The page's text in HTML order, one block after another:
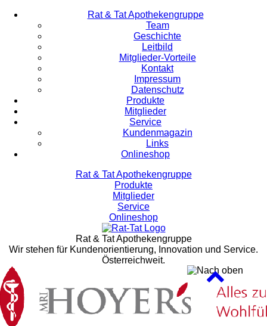
Rat & Tat Apothekengruppe
Team
Geschichte
Leitbild
Mitglieder-Vorteile
Kontakt
Impressum
Datenschutz
Produkte
Mitglieder
Service
Kundenmagazin
Links
Onlineshop
Rat & Tat Apothekengruppe
Produkte
Mitglieder
Service
Onlineshop
Rat & Tat Apothekengruppe
Wir stehen für Kundenorientierung, Innovation und Service.
Österreichweit.